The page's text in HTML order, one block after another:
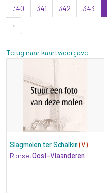
340
341 342 343
»
Terug naar kaartweergave
Slagmolen ter Schalkin(V)
Ronse, Oost-Vlaanderen